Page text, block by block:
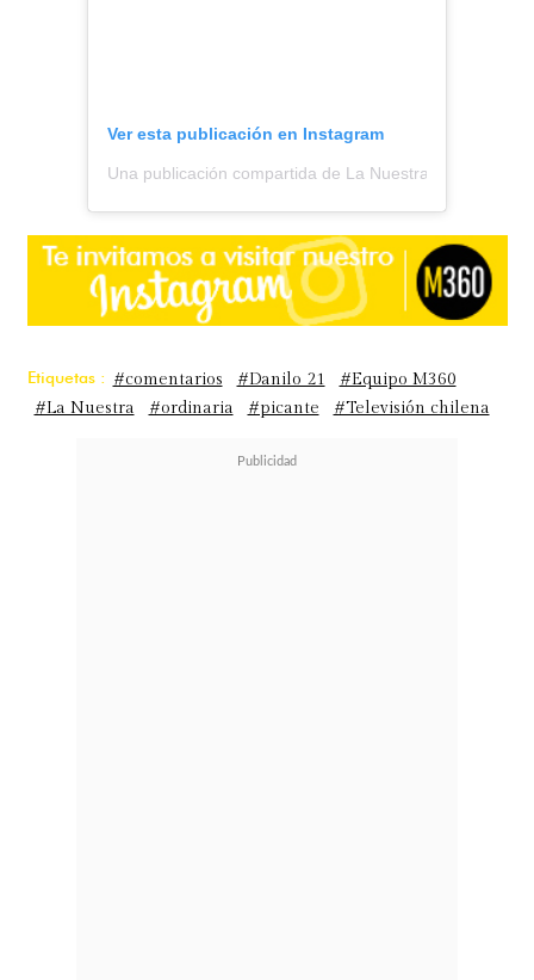
Ver esta publicación en Instagram
Una publicación compartida de La Nuestra
Etiquetas : #comentarios #Danilo 21
#Equipo M360
#La Nuestra
#ordinaria #picante #Televisión chilena